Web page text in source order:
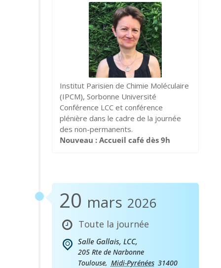
Institut Parisien de Chimie Moléculaire
(IPCM), Sorbonne Université
Conférence LCC et conférence
plénière dans le cadre de la journée
des non-permanents.
Nouveau : Accueil café dès 9h
20 mars 2026
Toute la journée
Salle Gallais, LCC,
205 Rte de Narbonne
Toulouse, Midi-Pyrénées 31400